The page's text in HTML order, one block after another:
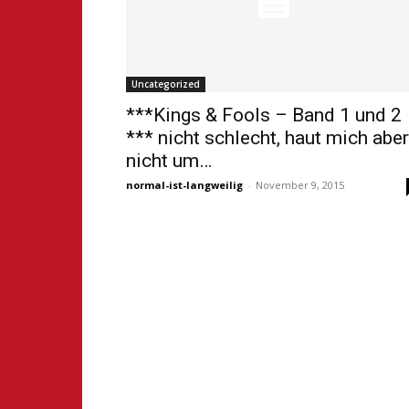
Uncategorized
***Kings & Fools – Band 1 und 2
*** nicht schlecht, haut mich aber
nicht um…
normal-ist-langweilig - November 9, 2015